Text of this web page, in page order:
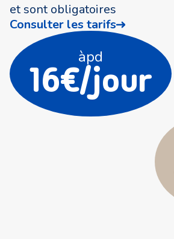
et sont obligatoires
Consulter les tarifs
àpd
16€/jour